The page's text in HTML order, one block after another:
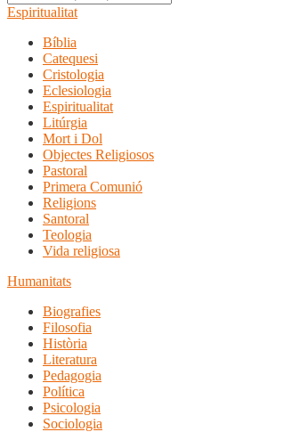
Espiritualitat
Bíblia
Catequesi
Cristologia
Eclesiologia
Espiritualitat
Litúrgia
Mort i Dol
Objectes Religiosos
Pastoral
Primera Comunió
Religions
Santoral
Teologia
Vida religiosa
Humanitats
Biografies
Filosofia
Història
Literatura
Pedagogia
Política
Psicologia
Sociologia